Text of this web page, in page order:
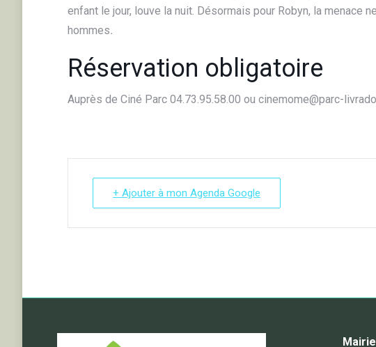
enfant le jour, louve la nuit. Désormais pour Robyn, la menace
hommes.
Réservation obligatoire
Auprès de Ciné Parc 04.73.95.58.00 ou cinemome@parc-
+ Ajouter à mon Agenda Google